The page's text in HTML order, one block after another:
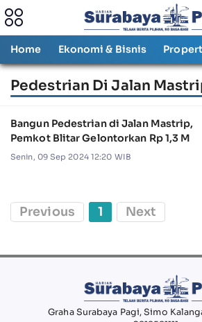
Home Ekonomi & Bisnis
Pedestrian Di Jalan
Bangun Pedestrian di Jalan Mastrip,
Pemkot Blitar Gelontorkan Rp 1,3 M
Senin, 09 Sep 2024 12:20 WIB
Previous 1 Next
Graha Surabaya Pagi, Simo